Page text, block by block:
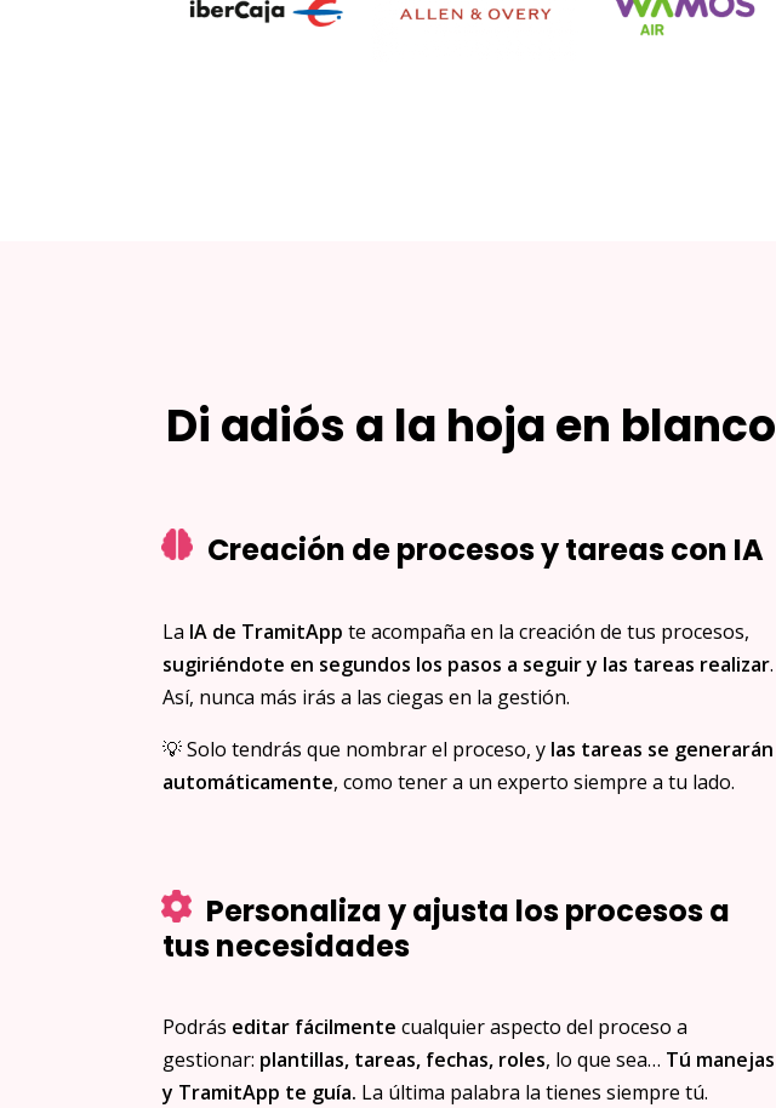
Di adiós a la hoja en blanco
Creación de procesos y tareas con IA
La IA de TramitApp te acompaña en la creación de tus procesos,
sugiriéndote en segundos los pasos a seguir y las tareas realizar.
Así, nunca más irás a las ciegas en la gestión.
💡 Solo tendrás que nombrar el proceso, y las tareas se generarán
automáticamente, como tener a un experto siempre a tu lado.
Personaliza y ajusta los procesos a
tus necesidades
Podrás editar fácilmente cualquier aspecto del proceso a
gestionar: plantillas, tareas, fechas, roles, lo que sea… Tú manejas
y TramitApp te guía. La última palabra la tienes siempre tú.